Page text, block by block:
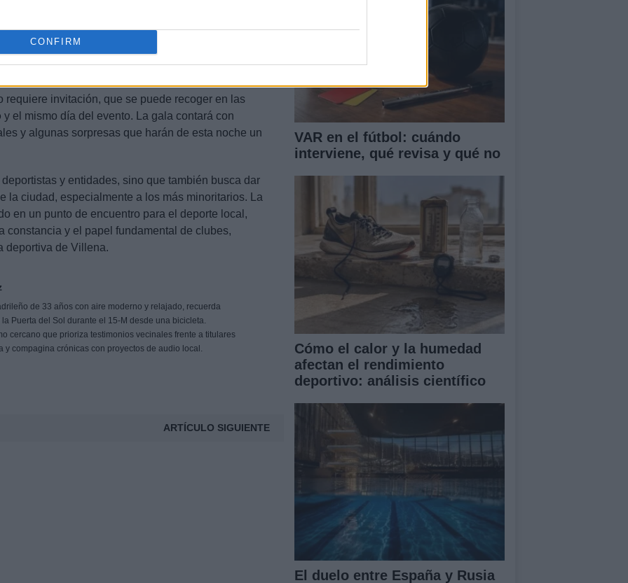
CONFIRM
requiere invitación, que se puede recoger en las
y el mismo día del evento. La gala contará con
y algunas sorpresas que harán de esta noche un
y entidades, sino que también busca dar
la ciudad, especialmente a los más minoritarios. La
en un punto de encuentro para el deporte local,
constancia y el papel fundamental de clubes,
deportiva de Villena.
de 33 años con aire moderno y relajado, recuerda
Puerta del Sol durante el 15-M desde una bicicleta.
cercano que prioriza testimonios vecinales frente a titulares
y compagina crónicas con proyectos de audio local.
ARTÍCULO SIGUIENTE
VAR en el fútbol: cuándo
interviene, qué revisa y qué no
Cómo el calor y la humedad
afectan el rendimiento
deportivo: análisis científico
El duelo entre España y Rusia